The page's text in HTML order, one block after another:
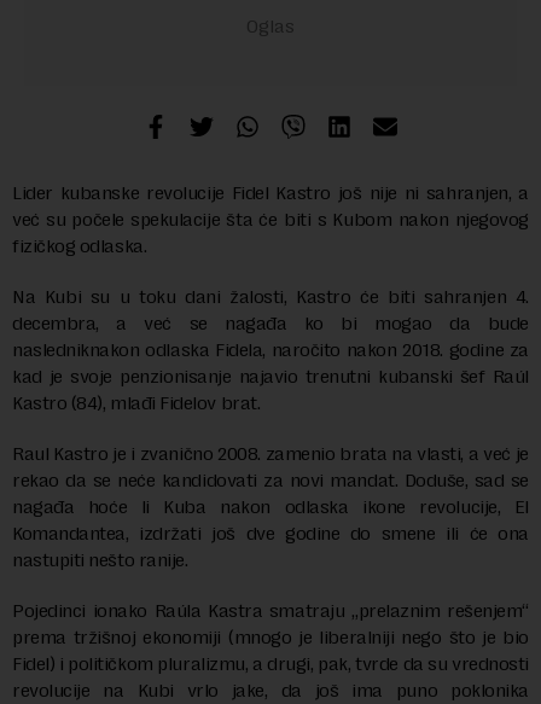
Lider kubanske revolucije Fidel Kastro još nije ni sahranjen, a
već su počele spekulacije šta će biti s Kubom nakon njegovog
fizičkog odlaska.
Na Kubi su u toku dani žalosti, Kastro će biti sahranjen 4.
decembra, a već se nagađa ko bi mogao da bude
nasledniknakon odlaska Fidela, naročito nakon 2018. godine za
kad je svoje penzionisanje najavio trenutni kubanski šef Raúl
Kastro (84), mlađi Fidelov brat.
Raul Kastro je i zvanično 2008. zamenio brata na vlasti, a već je
rekao da se neće kandidovati za novi mandat. Doduše, sad se
nagađa hoće li Kuba nakon odlaska ikone revolucije, El
Komandantea, izdržati još dve godine do smene ili će ona
nastupiti nešto ranije.
Pojedinci ionako Raúla Kastra smatraju „prelaznim rešenjem“
prema tržišnoj ekonomiji (mnogo je liberalniji nego što je bio
Fidel) i političkom pluralizmu, a drugi, pak, tvrde da su vrednosti
revolucije na Kubi vrlo jake, da još ima puno poklonika